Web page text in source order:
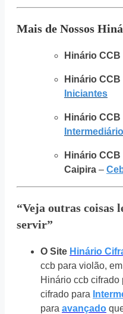
Mais de Nossos
Hinário
Hinário
Iniciantes
Hinário
Intermediário
Hinário
Caipira –
“Veja outras coisas
servir”
O Site Hinário
ccb para violão,
Hinário ccb cifrado
cifrado para
para avançado